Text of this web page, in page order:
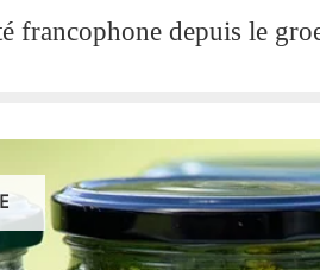
francophone depuis le